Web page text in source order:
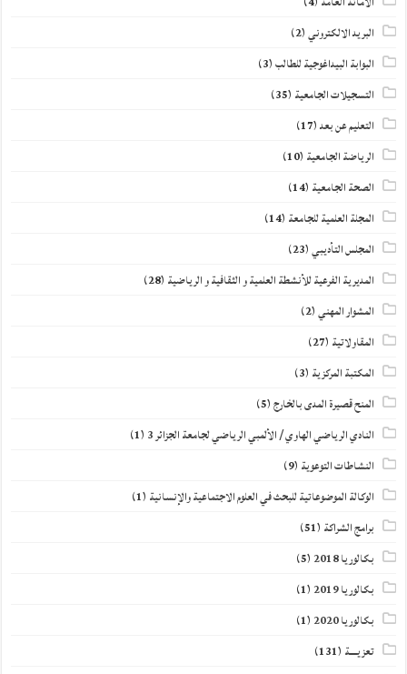
البريد الالكتروني(2)
البوابة البيداغوجية للطالب(3)
التسجيلات الجامعية (35)
التعليم عن بعد(17)
الرياضة الجامعية (10)
الصحة الجامعية (14)
المجلة العلمية للجامعة (14)
المجلس التأديبي(23)
المديرية الفرعية للأنشطة العلمية و الثقافية و الرياضية (28)
المشوار المهني(2)
المقاولاتية (27)
المكتبة المركزية (3)
المنح قصيرة المدى بالخارج(5)
النادي الرياضي الهاوي / الألمبي الرياضي لجامعة الجزائر 3 (1)
النشاطات التوعوية (9)
الوكالة الموضوعاتية للبحث في العلوم الاجتماعية والإنسانية (1)
برامج الشراكة (51)
بكالوريا 2018
(5)
بكالوريا 2019
(1)
بكالوريا 2020
(1)
تعزيــــة (131)